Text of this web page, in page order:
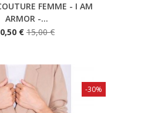
FEMME - I AM
ARMOR -...
€ 15,00 €
-30%